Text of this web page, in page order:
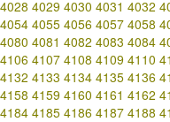
4028 4029 4030 4031 4032
4054 4055 4056 4057 4058
4080 4081 4082 4083 4084
4106 4107 4108 4109 4110
4132 4133 4134 4135 4136
4158 4159 4160 4161 4162
4184 4185 4186 4187 4188